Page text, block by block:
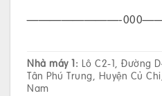
————————-
Nhà máy 1: Lô C2-1, Đường
Tân Phú Trung, Huyện Củ
Nam